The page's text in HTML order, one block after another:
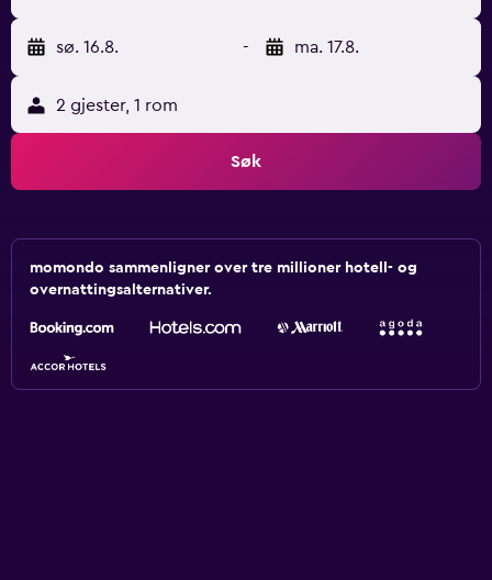
sø. 16.8. - ma. 17.8.
2 gjester, 1 rom
Søk
momondo sammenligner over tre millioner hotell- og
overnattingsalternativer.